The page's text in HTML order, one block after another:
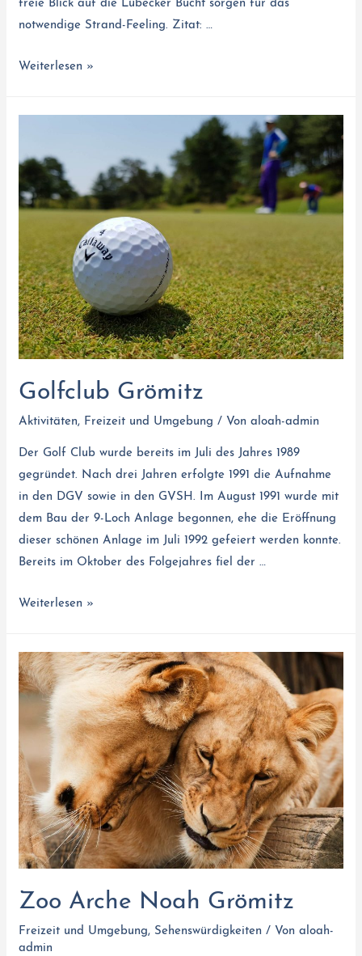
freie Blick auf die Lübecker Bucht sorgen für das
notwendige Strand-Feeling. Zitat: …
Weiterlesen »
Golfclub Grömitz
Aktivitäten, Freizeit und Umgebung / Vonaloah-admin
Der Golf Club wurde bereits im Juli des Jahres 1989
gegründet. Nach drei Jahren erfolgte 1991 die Aufnahme
in den DGV sowie in den GVSH. Im August 1991 wurde mit
dem Bau der 9-Loch Anlage begonnen, ehe die Eröffnung
dieser schönen Anlage im Juli 1992 gefeiert werden konnte.
Bereits im Oktober des Folgejahres fiel der …
Weiterlesen »
Zoo Arche Noah Grömitz
Freizeit und Umgebung, Sehenswürdigkeiten / Vonaloah-
admin